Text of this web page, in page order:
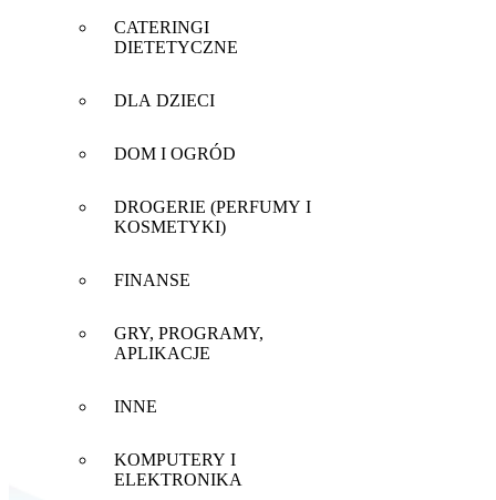
CATERINGI
DIETETYCZNE
DLA DZIECI
DOM I OGRÓD
DROGERIE (PERFUMY I
KOSMETYKI)
FINANSE
GRY, PROGRAMY,
APLIKACJE
INNE
KOMPUTERY I
ELEKTRONIKA